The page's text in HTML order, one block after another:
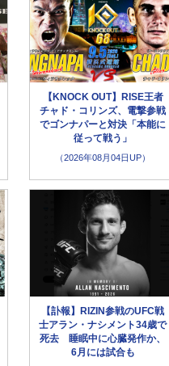
【KNOCK OUT】RISE王者
チャド・コリンズ、電撃参戦
でゴンナパーと対決「本能に
従って戦う」
（2026年08月04日UP）
【訃報】RIZIN参戦のUFC戦
士アラン・ナシメント34歳で
死去 睡眠中に心臓発作か、
6月には試合も